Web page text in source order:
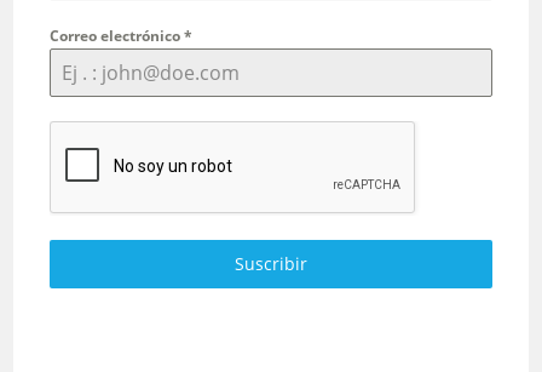
Correo electrónico*
Suscribir